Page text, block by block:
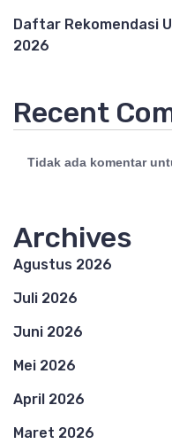
Daftar Rekomendasi
2026
Recent
Tidak ada komentar
Archives
Agustus 2026
Juli 2026
Juni 2026
Mei 2026
April 2026
Maret 2026